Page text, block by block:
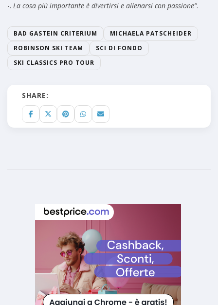
-. La cosa più importante è divertirsi e allenarsi con passione”.
BAD GASTEIN CRITERIUM
MICHAELA PATSCHEIDER
ROBINSON SKI TEAM
SCI DI FONDO
SKI CLASSICS PRO TOUR
SHARE: